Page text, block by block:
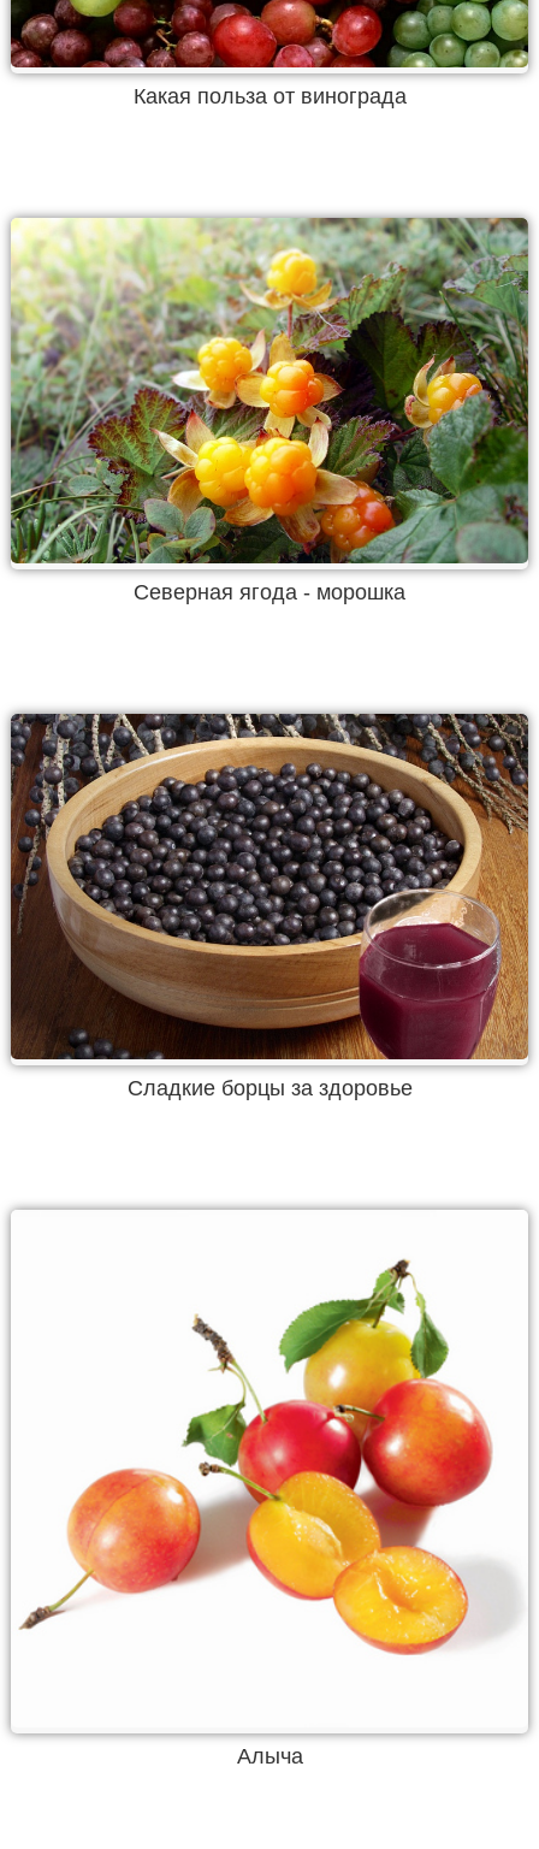
Какая польза от винограда
Северная ягода - морошка
Сладкие борцы за здоровье
Алыча